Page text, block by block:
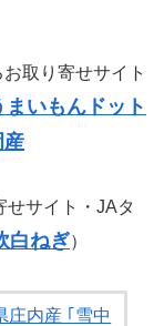
取り寄せサイト
まいもんドット
産
せサイト・JAタ
白ねぎ）
庄内産 ｢雪中